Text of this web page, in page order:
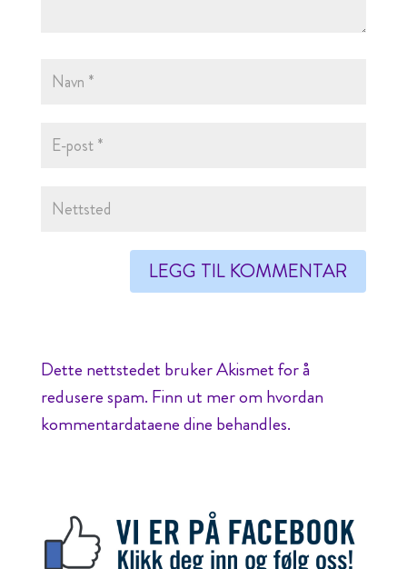
Dette nettstedet bruker Akismet for å
redusere spam. Finn ut mer om hvordan
kommentardataene dine behandles.